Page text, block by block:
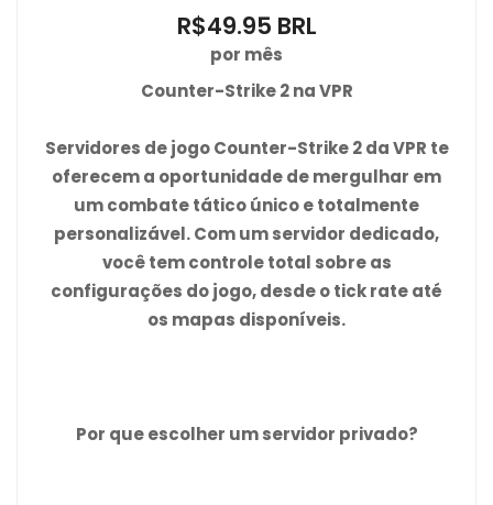
R$49.95 BRL
por mês
Counter-Strike 2 na VPR
Servidores de jogo Counter-Strike 2 da VPR te
oferecem a oportunidade de mergulhar em
um combate tático único e totalmente
personalizável. Com um servidor dedicado,
você tem controle total sobre as
configurações do jogo, desde o tick rate até
os mapas disponíveis.
Por que escolher um servidor privado?